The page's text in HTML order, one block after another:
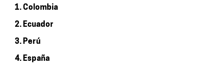
1. Colombia
2. Ecuador
3. Perú
4. España